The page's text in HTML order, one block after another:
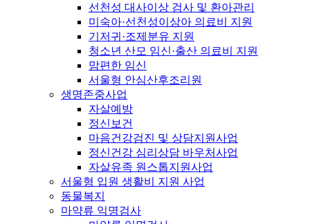
선천성 대사이상 검사 및 환아관리
미숙아·선천성이상아 의료비 지원
기저귀·조제분유 지원
청소년 산모 임신·출산 의료비 지원
맘편한 임신
서울형 안심산후조리원
생명존중사업
자살예방
정신보건
마음건강검진 및 상담지원사업
정신건강 심리상담 바우처사업
자살유족 원스톱지원사업
서울형 입원 생활비 지원 사업
동물복지
마약류 익명검사